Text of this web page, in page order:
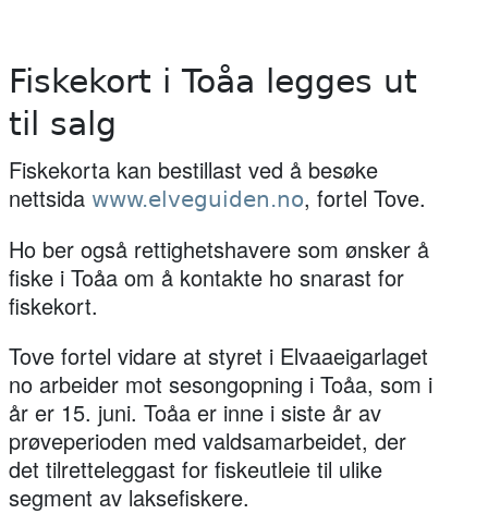
Fiskekort i Toåa legges ut
til salg
Fiskekorta kan bestillast ved å besøke
nettsida www.elveguiden.no, fortel Tove.
Ho ber også rettighetshavere som ønsker å
fiske i Toåa om å kontakte ho snarast for
fiskekort.
Tove fortel vidare at styret i Elvaaeigarlaget
no arbeider mot sesongopning i Toåa, som i
år er 15. juni. Toåa er inne i siste år av
prøveperioden med valdsamarbeidet, der
det tilretteleggast for fiskeutleie til ulike
segment av laksefiskere.